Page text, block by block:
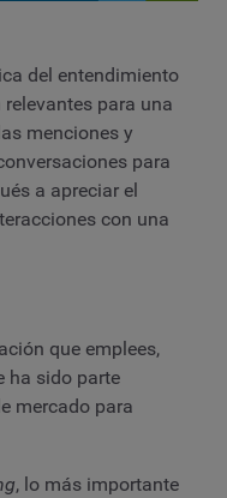
del entendimiento
para una
menciones y
para
a apreciar el
con una
que emplees,
ha sido parte
mercado para
, lo más importante